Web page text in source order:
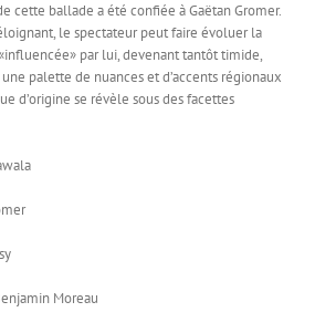
cette ballade a été confiée à Gaëtan Gromer.
le spectateur peut faire évoluer la
par lui, devenant tantôt timide,
palette de nuances et d’accents régionaux
d’origine se révèle sous des facettes
Moreau